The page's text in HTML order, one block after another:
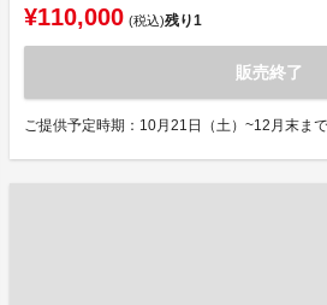
¥110,000 (税込)残り1
販売終了
ご提供予定時期：10月21日（土）~12月末ま